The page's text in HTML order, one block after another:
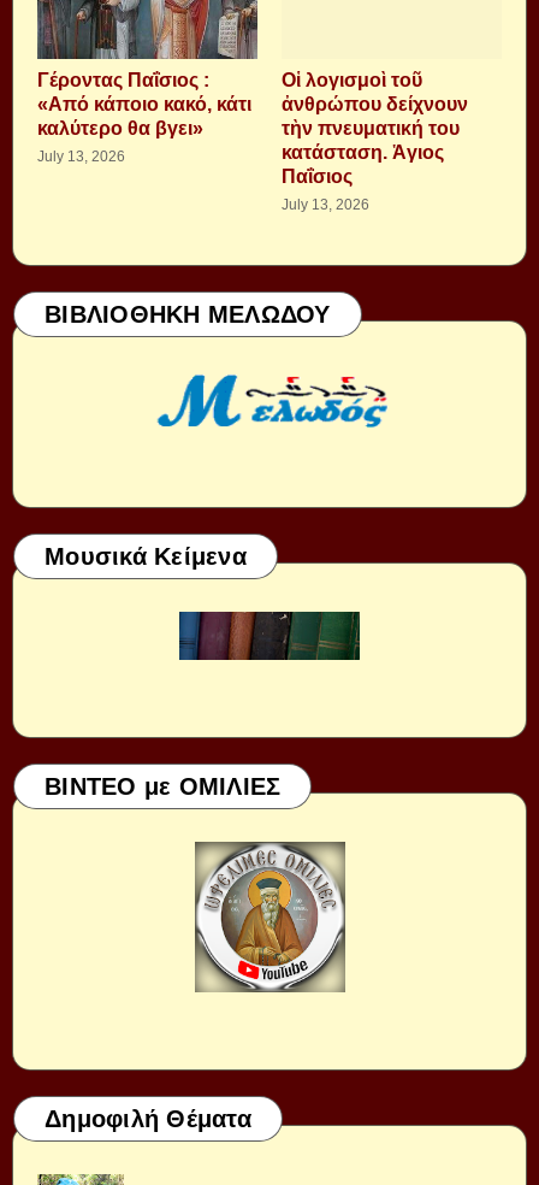
Γέροντας Παΐσιος :
«Από κάποιο κακό, κάτι
καλύτερο θα βγει»
July 13, 2026
Οἱ λογισμοὶ τοῦ
ἀνθρώπου δείχνουν
τὴν πνευματική του
κατάσταση. Ἁγιος
Παΐσιος
July 13, 2026
ΒΙΒΛΙΟΘΗΚΗ ΜΕΛΩΔΟΥ
Μουσικά Κείμενα
ΒΙΝΤΕΟ με ΟΜΙΛΙΕΣ
Δημοφιλή Θέματα